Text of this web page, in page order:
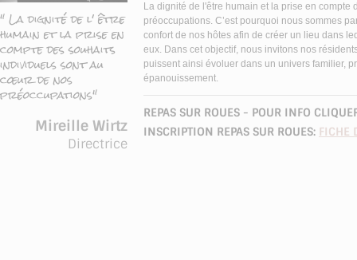
" La dignité de l' être
humain et la prise en
compte des souhaits
individuels sont au
cœur de nos
préoccupations"
Mireille Wirtz
Directrice
La dignité de l'être humain et la prise en
préoccupations. C’est pourquoi nous sommes
confort de nos hôtes afin de créer un lieu dans
eux. Dans cet objectif, nous invitons nos
puissent ainsi évoluer dans un univers familier,
épanouissement.
REPAS SUR ROUES - POUR INFO
INSCRIPTION REPAS SUR ROUES: FICHE